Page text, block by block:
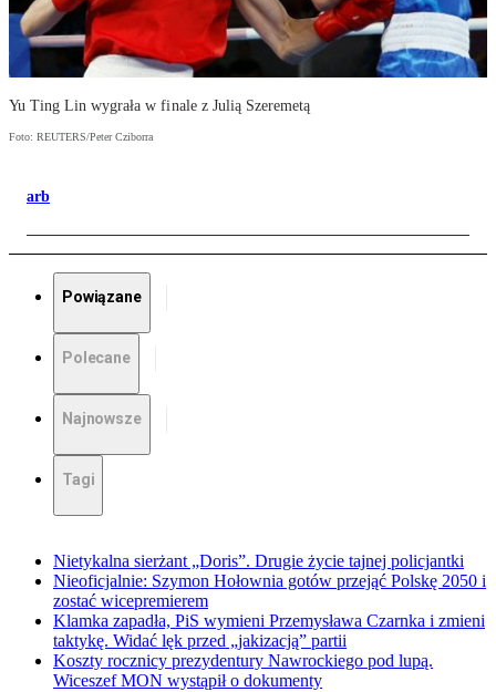
Yu Ting Lin wygrała w finale z Julią Szeremetą
Foto: REUTERS/Peter Cziborra
arb
Powiązane
Polecane
Najnowsze
Tagi
Nietykalna sierżant „Doris”. Drugie życie tajnej policjantki
Nieoficjalnie: Szymon Hołownia gotów przejąć Polskę 2050 i
zostać wicepremierem
Klamka zapadła, PiS wymieni Przemysława Czarnka i zmieni
taktykę. Widać lęk przed „jakizacją” partii
Koszty rocznicy prezydentury Nawrockiego pod lupą.
Wiceszef MON wystąpił o dokumenty